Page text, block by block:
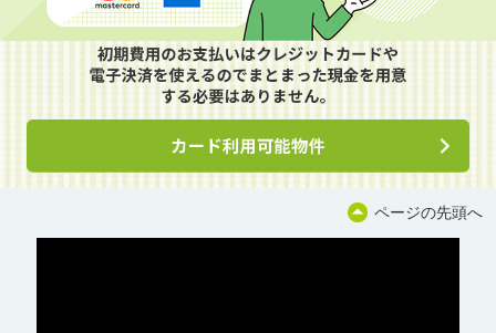
ページの先頭へ